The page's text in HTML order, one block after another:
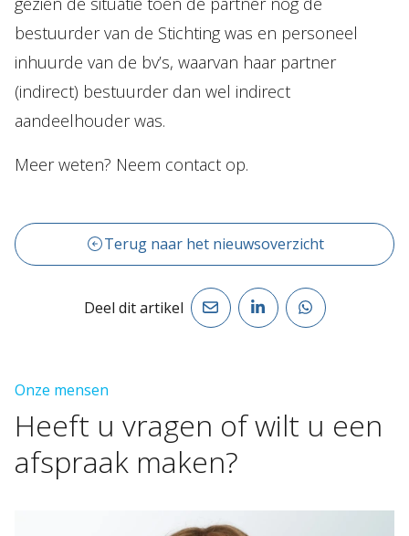
bestuurder van de Stichting was en personeel
inhuurde van de bv’s, waarvan haar partner
(indirect) bestuurder dan wel indirect
aandeelhouder was.
Meer weten? Neem contact op.
Terug naar het nieuwsoverzicht
Deel dit artikel
Onze mensen
Heeft u vragen ofwilt u een
afspraak maken?